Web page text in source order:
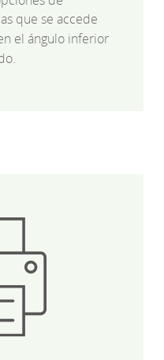
que se accede
el ángulo inferior